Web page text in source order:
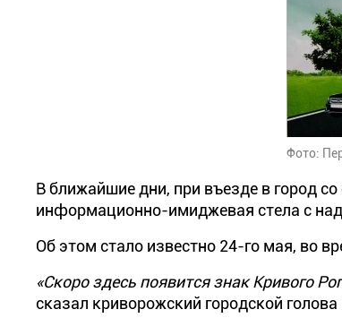
Фото:
В ближайшие дни, при въезде в город
информационно-имиджевая стела с
Об этом стало известно 24-го мая, во
«Скоро здесь появится знак Кривого
сказал криворожский городской